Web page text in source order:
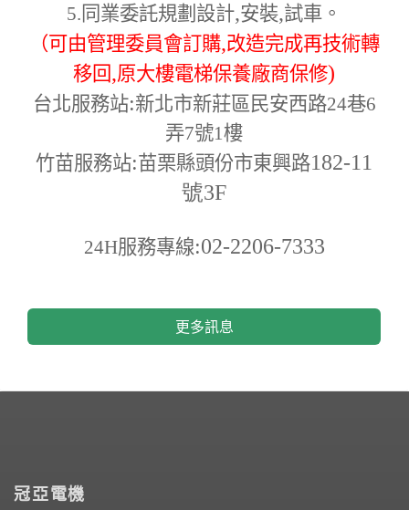
5. 同業委託規劃設計,安裝,試車。
（可由管理委員會訂購,改造完成再技術轉
移回,原大樓電梯保養廠商保修)
台北服務站:新北市新莊區民安西路24巷6
弄7號1樓
竹苗服務站:苗栗縣頭份市東興路182-11
號3F
24H服務專線:02-2206-7333
更多訊息
冠亞電機